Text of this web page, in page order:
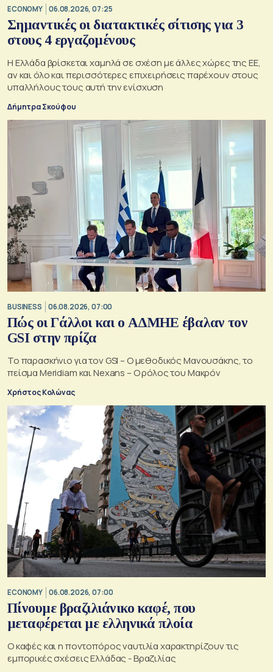
ECONOMY 06.08.2026, 07:25
Σημαντικές οι διατακτικές σίτισης για 3
στους 4 εργαζομένους
Η Ελλάδα βρίσκεται χαμηλά σε σχέση με άλλες χώρες της ΕΕ,
αν και όλο και περισσότερες επιχειρήσεις παρέχουν στους
υπαλλήλους τους αυτή την ενίσχυση
Δήμητρα Σκούφου
BUSINESS 06.08.2026, 07:00
Πώς οι Γάλλοι και ο ΑΔΜΗΕ έβαλαν τον
GSI στην πρίζα
Το παρασκήνιο για τον GSI – Ο μεθοδικός Μανουσάκης, το
πείσμα Meridiam και Nexans – Ο ρόλος του Μακρόν
Χρήστος Κολώνας
ECONOMY 06.08.2026, 07:00
Πίνουμε βραζιλιάνικο καφέ, που
μεταφέρεται με ελληνικά πλοία
Ο καφές και η ποντοπόρος ναυτιλία χαρακτηρίζουν τις
εμπορικές σχέσεις Ελλάδας - Βραζιλίας